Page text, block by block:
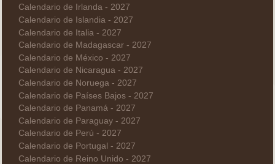
Calendario de Irlanda - 2027
Calendario de Islandia - 2027
Calendario de Italia - 2027
Calendario de Madagascar - 2027
Calendario de México - 2027
Calendario de Nicaragua - 2027
Calendario de Noruega - 2027
Calendario de Países Bajos - 2027
Calendario de Panamá - 2027
Calendario de Paraguay - 2027
Calendario de Perú - 2027
Calendario de Portugal - 2027
Calendario de Reino Unido - 2027